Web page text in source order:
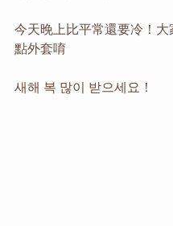
今天晚上比平常還要冷！大
點外套唷
새해 복 많이 받으세요！